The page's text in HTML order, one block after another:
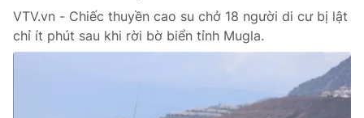
VTV.vn - Chiếc thuyền cao su chở 18 người di cư bị lật
chỉ ít phút sau khi rời bờ biển tỉnh Mugla.